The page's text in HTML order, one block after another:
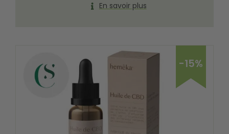
En savoir plus
-15%